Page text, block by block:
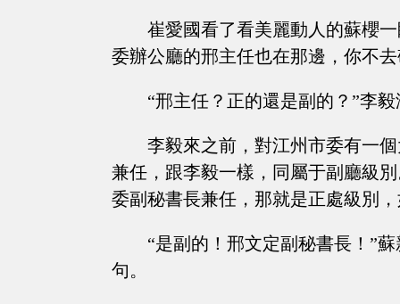
崔愛國看了看美麗動人的蘇櫻
委辦公廳的邢主任也在那邊，你不
“邢主任？正的還是副的？”李
李毅來之前，對江州市委有一
兼任，跟李毅一樣，同屬于副廳級
委副秘書長兼任，那就是正處級別
“是副的！邢文定副秘書長！”
句。